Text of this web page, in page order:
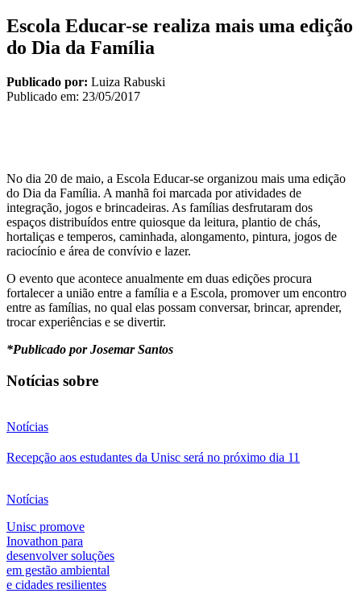
Escola Educar-se realiza mais uma edição
do Dia da Família
Publicado por: Luiza Rabuski
Publicado em: 23/05/2017
No dia 20 de maio, a Escola Educar-se organizou mais uma edição
do Dia da Família. A manhã foi marcada por atividades de
integração, jogos e brincadeiras. As famílias desfrutaram dos
espaços distribuídos entre quiosque da leitura, plantio de chás,
hortaliças e temperos, caminhada, alongamento, pintura, jogos de
raciocínio e área de convívio e lazer.
O evento que acontece anualmente em duas edições procura
fortalecer a união entre a família e a Escola, promover um encontro
entre as famílias, no qual elas possam conversar, brincar, aprender,
trocar experiências e se divertir.
*Publicado por Josemar Santos
Notícias sobre
Notícias
Recepção aos estudantes da Unisc será no próximo dia 11
Notícias
Unisc promove
Inovathon para
desenvolver soluções
em gestão ambiental
e cidades resilientes